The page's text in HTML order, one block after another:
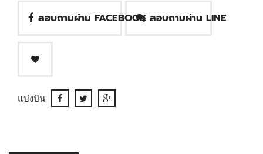
สอบถามผ่าน FACEBOOK สอบถามผ่าน LINE
แบ่งปัน